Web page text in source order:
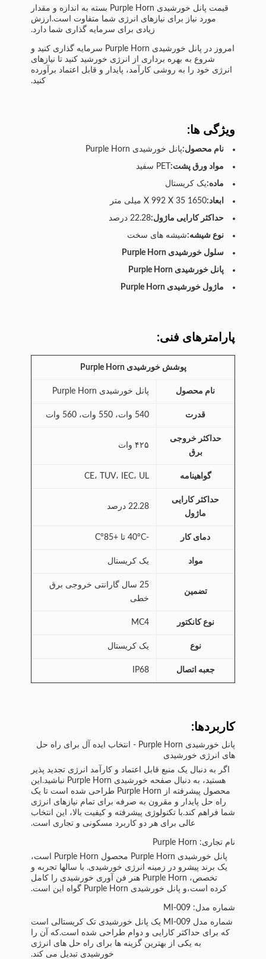
قیمت پانل خورشیدی Purple Horn بسته به اندازه و مقدار
مورد نیاز برای نیازهای انرژی شما متفاوت است.ارزش
زیادی برای سرمایه گذاری شما دارد.
امروز در پانل خورشیدی Purple Horn سرمایه گذاری کنید و
شروع به بهره برداری از انرژی خورشید کنید تا نیازهای
انرژی خود را به روشی کارآمد، پایدار و قابل اعتماد برآورده
کنید.
ویژگی ها:
نام محصول:پانل خورشیدی Purple Horn
مواد ورق پشت: PET سفید
ماده:یک کریستال
ابعاد:1650 X 992 X 35 میلی متر
حداکثر کارایی ماژول:22.28 درصد
نوع شیشه:شیشه های سخت
سلول خورشیدی Purple Horn
پانل خورشیدی Purple Horn
ماژول خورشیدی Purple Horn
پارامترهای فنی:
پوشش خورشیدی Purple Horn
نام محصول پانل خورشیدی Purple Horn
قدرت 540 وات، 550 وات، 560 وات
حداکثر خروجی
برق
۴۲۵ وات
گواهینامه CE، TUV، IEC، UL
حداکثر کارایی
ماژول
22.28 درصد
دمای کار -40°C تا +85°C
مواد یک کریستال
تضمین
25 سال گارانتی خروجی برق
خطی
نوع کانکتور MC4
نوع یک کریستال
جعبه اتصال IP68
کاربردها:
پانل خورشیدی Purple Horn - انتخاب ایده آل برای راه حل
های انرژی خورشیدی
اگر به دنبال یک منبع قابل اعتماد و کارآمد انرژی تجدید پذیر
هستید، به دنبال صفحه خورشیدی Purple Horn نباشید.این
محصول پیشرفته از Purple Horn طراحی شده است تا یک
راه حل پایدار و مقرون به صرفه برای تمام نیازهای انرژی
شما فراهم کند.با تکنولوژی پیشرفته و کیفیت بالا، این انتخاب
عالی برای هر دو کاربرد مسکونی و تجاری است.
نام تجاری: Purple Horn
پانل خورشیدی Purple Horn محصول Purple Horn است،
یک برند پیشرو در زمینه انرژی خورشیدی. با سالها تجربه و
تخصص، Purple Horn هنر فن آوری خورشیدی را کامل
کرده است،و پانل خورشیدی Purple Horn گواه این است.
شماره مدل: MI-009
شماره مدل MI-009 یک پانل خورشیدی تک کریستالی است
که برای حداکثر کارایی و دوام طراحی شده است.که آن را
به یکی از بهترین گزینه ها برای راه حل های انرژی
خورشیدی تبدیل می کند.